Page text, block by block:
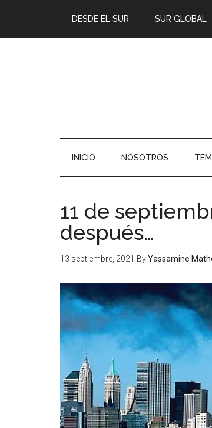
DESDE EL SUR SUR GLOBAL
INICIO NOSOTROS
11 de
después…
13 septiembre, 2021 ByYassamine